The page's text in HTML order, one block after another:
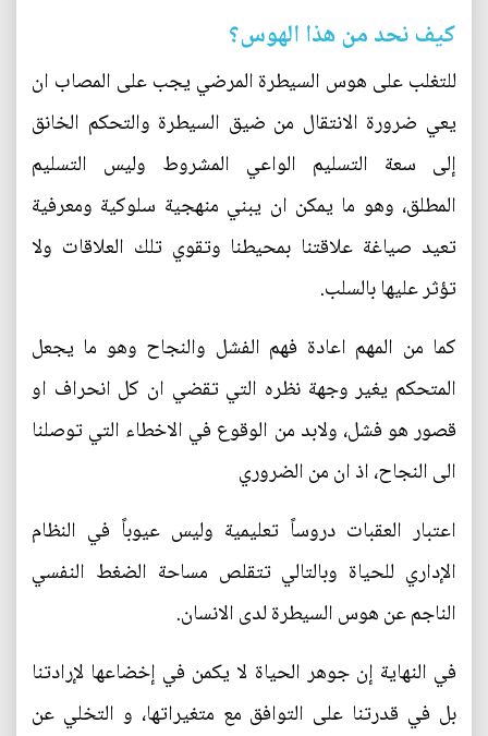
كيف نحد من هذا الهوس؟
للتغلب على هوس السيطرة المرضي يجب على المصاب ان
يعي ضرورة الانتقال من ضيق السيطرة والتحكم الخانق
إلى سعة التسليم الواعي المشروط وليس التسليم
المطلق، وهو ما يمكن ان يبني منهجية سلوكية ومعرفية
تعيد صياغة علاقتنا بمحيطنا وتقوي تلك العلاقات ولا
تؤثر عليها بالسلب.
كما من المهم اعادة فهم الفشل والنجاح وهو ما يجعل
المتحكم يغير وجهة نظره التي تقضي ان كل انحراف او
قصور هو فشل، ولابد من الوقوع في الاخطاء التي توصلنا
الى النجاح، اذ ان من الضروري
اعتبار العقبات دروساً تعليمية وليس عيوباً في النظام
الإداري للحياة وبالتالي تتقلص مساحة الضغط النفسي
الناجم عن هوس السيطرة لدى الانسان.
في النهاية إن جوهر الحياة لا يكمن في إخضاعها لإرادتنا
بل في قدرتنا على التوافق مع متغيراتها، و التخلي عن